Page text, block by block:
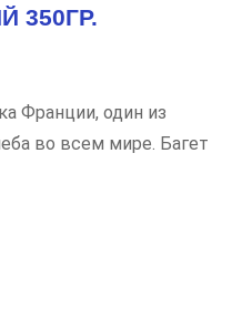
350ГР.
Франции, один из
во всем мире. Багет